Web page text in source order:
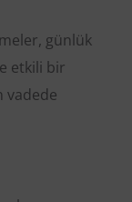
günlük
etkili bir
vadede